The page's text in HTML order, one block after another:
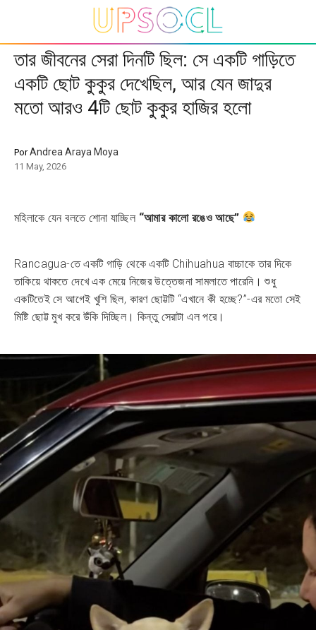
তার জীবনের সেরা দিনটি ছিল: সে একটি গাড়িতে
একটি ছোট কুকুর দেখেছিল, আর যেন জাদুর
মতো আরও 4টি ছোট কুকুর হাজির হলো
PorAndrea Araya Moya
11 May, 2026
মহিলাকে যেন বলতে শোনা যাচ্ছিল “আমার কালো রঙেও আছে”
Rancagua-তে একটি গাড়ি থেকে একটি Chihuahua বাচ্চাকে তার দিকে
তাকিয়ে থাকতে দেখে এক মেয়ে নিজের উত্তেজনা সামলাতে পারেনি। শুধু
একটিতেই সে আগেই খুশি ছিল, কারণ ছোট্টটি “এখানে কী হচ্ছে?”-এর মতো সেই
মিষ্টি ছোট্ট মুখ করে উঁকি দিচ্ছিল। কিন্তু সেরাটা এল পরে।